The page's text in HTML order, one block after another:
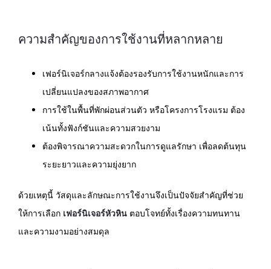
ความสำคัญของการใช้งานที่หลากหลาย
เฟอร์นิเจอร์กลางแจ้งต้องรองรับการใช้งานหนักและการ
เปลี่ยนแปลงของสภาพอากาศ
การใช้ในพื้นที่พักผ่อนส่วนตัว หรือโครงการโรงแรม ต้อง
เน้นทั้งฟังก์ชันและความสวยงาม
ต้องพิจารณาความสะดวกในการดูแลรักษา เพื่อลดต้นทุน
ระยะยาวและความยุ่งยาก
ด้วยเหตุนี้ วัสดุและลักษณะการใช้งานจึงเป็นปัจจัยสำคัญที่ช่วย
ให้การเลือก เฟอร์นิเจอร์หัวหิน ตอบโจทย์ทั้งเรื่องความทนทาน
และความงามอย่างสมดุล